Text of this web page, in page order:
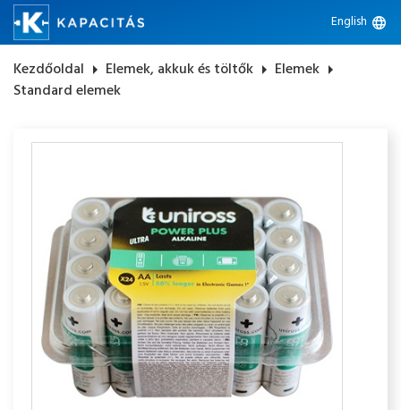
English language
Kezdőoldal arrow_right Elemek, akkuk és töltők arrow_right Elemek arrow_right
Standard elemek